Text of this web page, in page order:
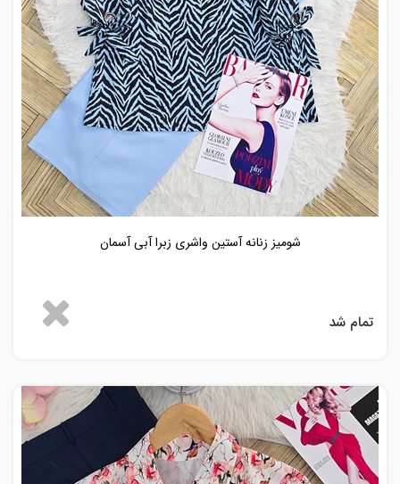
شومیز زنانه آستین واشری زبرا آبی آسمان
تمام شد